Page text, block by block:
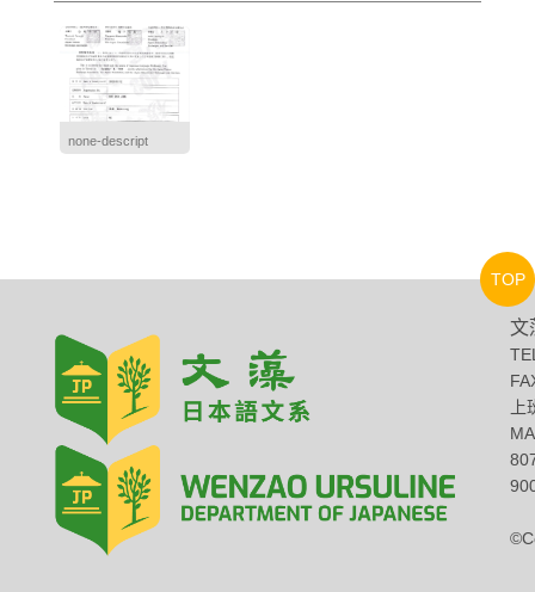
none-descript
文
TOP